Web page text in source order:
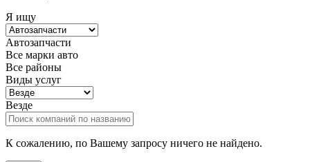
Я ищу
Автозапчасти
Все марки авто
Все районы
Виды услуг
Везде
К сожалению, по Вашему запросу ничего не найдено.